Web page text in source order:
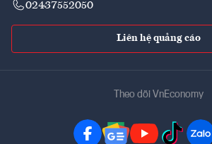
02437552050
Liên hệ quảng cáo
Theo dõi VnEconomy